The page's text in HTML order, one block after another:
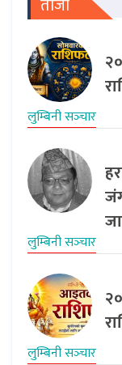
ताजा
लुम्बिनी सञ्‍चार
लुम्बिनी सञ्‍चार
लुम्बिनी सञ्‍चार